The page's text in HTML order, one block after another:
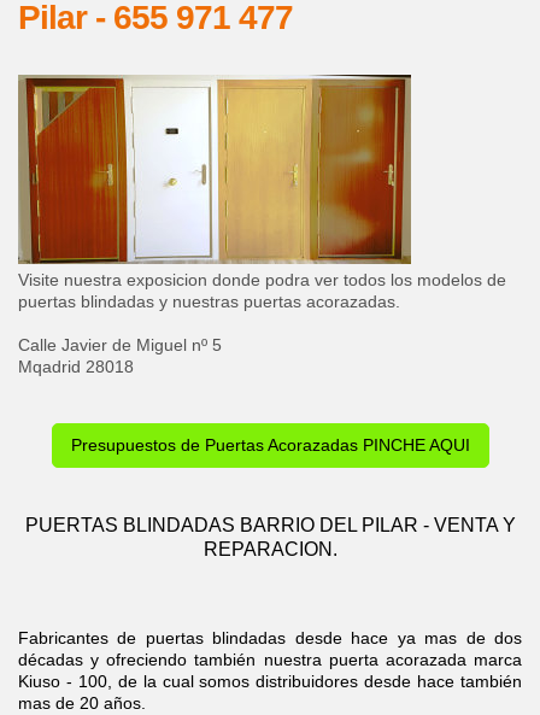
Pilar - 655 971 477
Visite nuestra exposicion donde podra ver todos los modelos de
puertas blindadas y nuestras puertas acorazadas.
Calle Javier de Miguel nº 5
Mqadrid 28018
Presupuestos de Puertas Acorazadas PINCHE AQUI
PUERTAS BLINDADAS BARRIO DEL PILAR - VENTA Y
REPARACION.
Fabricantes de puertas blindadas desde hace ya mas de dos
décadas y ofreciendo también nuestra puerta acorazada marca
Kiuso - 100, de la cual somos distribuidores desde hace también
mas de 20 años.